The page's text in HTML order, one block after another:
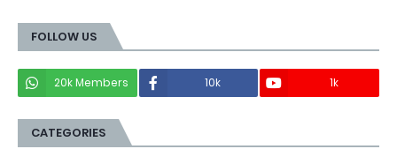
FOLLOW US
20k Members 10k 1k
CATEGORIES